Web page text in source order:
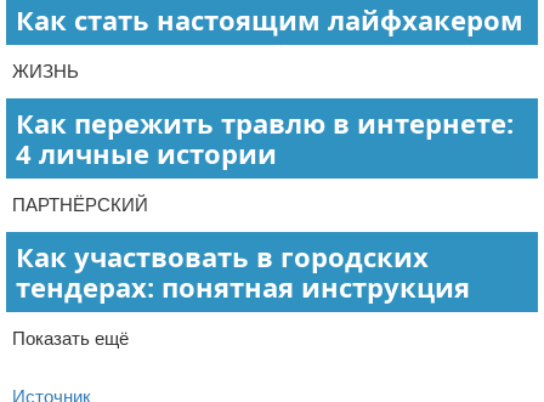
Как стать настоящим лайфхакером
ЖИЗНЬ
Как пережить травлю в интернете:
4 личные истории
ПАРТНЁРСКИЙ
Как участвовать в городских
тендерах: понятная инструкция
Показать ещё
Источник